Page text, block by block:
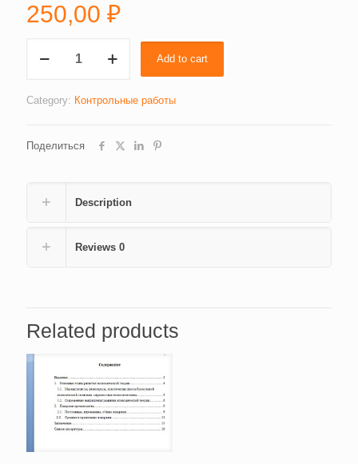
250,00 ₽
стратегия
quantity
Add to cart
Category: Контрольные работы
Поделиться
Description
Reviews 0
Related products